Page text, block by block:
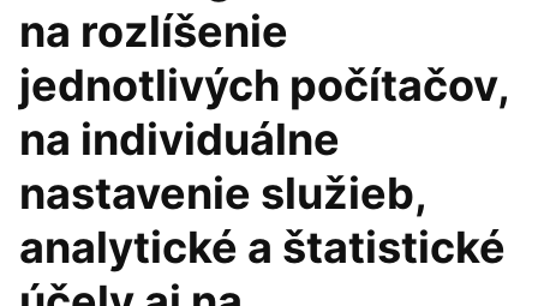
na rozlíšenie
jednotlivých počítačov,
na individuálne
nastavenie služieb,
analytické a štatistické